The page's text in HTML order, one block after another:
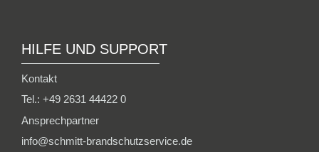
HILFE UND SUPPORT
Kontakt
Tel.: +49 2631 44422 0
Ansprechpartner
info@schmitt-brandschutzservice.de